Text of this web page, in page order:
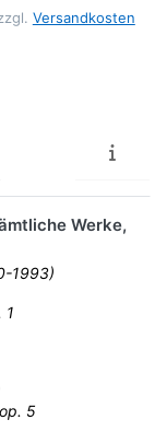
Versandkosten
Werke,
1993)
1
5